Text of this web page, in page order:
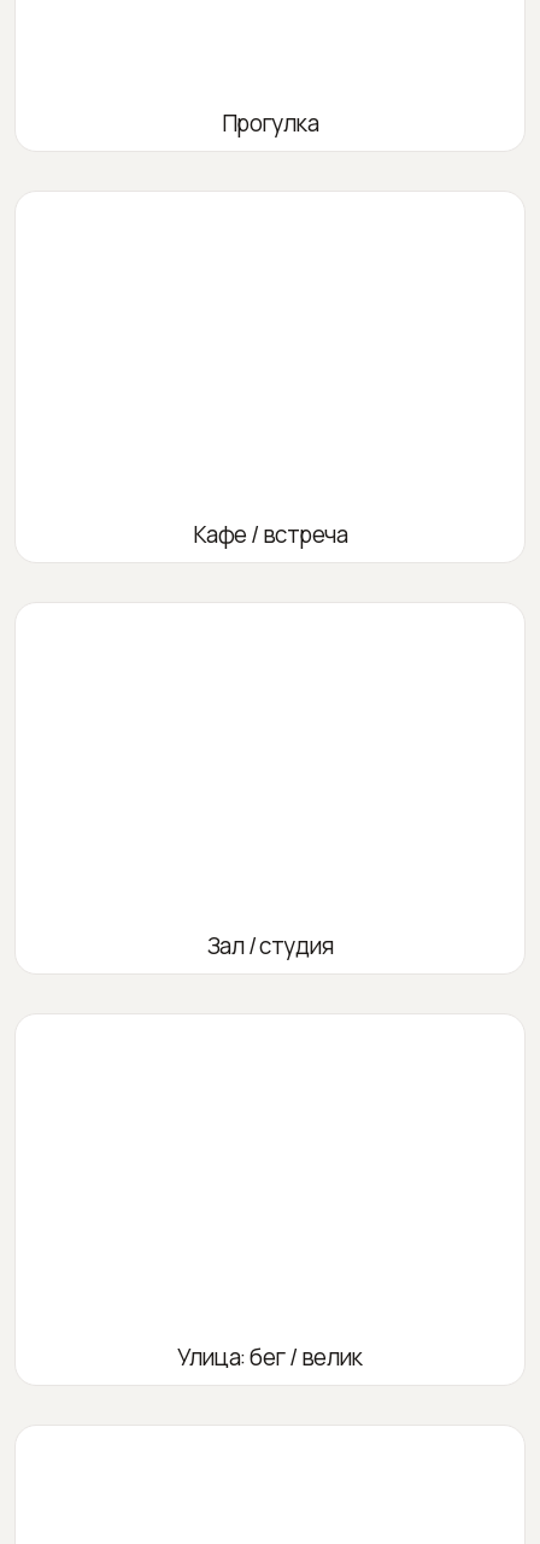
Прогулка
Кафе / встреча
Зал / студия
Улица: бег / велик